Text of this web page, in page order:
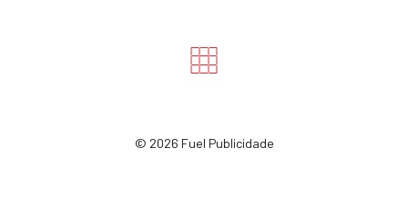
© 2026 Fuel Publicidade